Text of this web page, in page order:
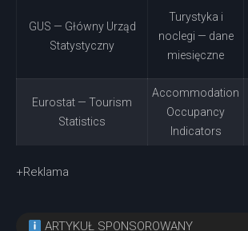
GUS — Główny Urząd
Statystyczny
Turystyka i
noclegi — dane
miesięczne
Eurostat — Tourism
Statistics
Accommodation
Occupancy
Indicators
+Reklama
ARTYKUŁ SPONSOROWANY